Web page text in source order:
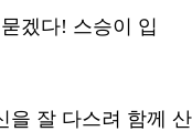
겠다! 스승이 입
잘 다스려 함께